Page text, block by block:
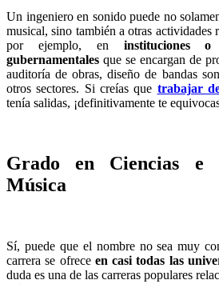
Un ingeniero en sonido puede no
musical, sino también a otras actividades
por ejemplo, en instituciones o
gubernamentales que se encargan de
auditoría de obras, diseño de bandas
otros sectores. Si creías que trabajar
tenía salidas, ¡definitivamente te
Grado en Ciencias
Música
Sí, puede que el nombre no sea muy
carrera se ofrece en casi todas las
duda es una de las carreras populares